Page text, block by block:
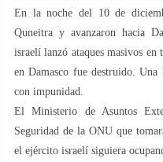
En la noche del 10 de
Quneitra y avanzaron hacia
israelí lanzó ataques masivos
en Damasco fue destruido.
con impunidad.
El Ministerio de Asuntos
Seguridad de la ONU que
el ejército israelí siguiera